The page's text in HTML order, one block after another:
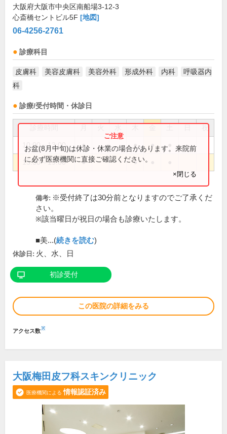
大阪府大阪市中央区南船場3-12-3
心斎橋セントビル5F [地図]
06-4256-2761
診療科目
皮膚科 美容皮膚科 美容外科 形成外科 内科
呼吸器内
科
診療/受付時間・休診日
祝
10:00～13:00 ● ● ●
15:30～19:00 ● ●
お盆(8月中旬)は休診・休業の場合があります。来院前
に必ず医療機関に直接ご確認ください。
×閉じる
備考: ※受付終了は30分前となりますのでご了承くだ
さい。
※該当曜日が祝日の場合も診療いたします。
■美...(続きを読む)
休診日: 火、水、日
初診受付
この医院の詳細をみる
アクセス数※
大阪梅田皮フ科スキンクリニック
医療機関による 情報認証済み